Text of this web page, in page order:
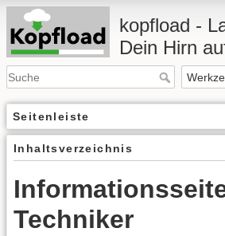
kopfload -
Dein Hirn
Seitenleiste
Inhaltsverzeichnis
Techniker